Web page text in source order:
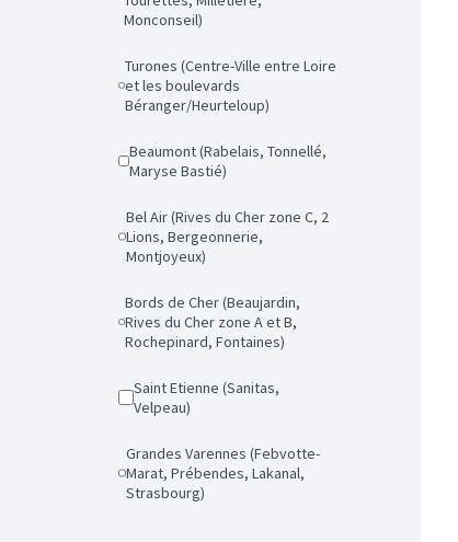
Monconseil)
Turones (Centre-Ville entre Loire
et les boulevards
Béranger/Heurteloup)
Beaumont (Rabelais, Tonnellé,
Maryse Bastié)
Bel Air (Rives du Cher zone C, 2
Lions, Bergeonnerie,
Montjoyeux)
Bords de Cher (Beaujardin,
Rives du Cher zone A et B,
Rochepinard, Fontaines)
Saint Etienne (Sanitas,
Velpeau)
Grandes Varennes (Febvotte-
Marat, Prébendes, Lakanal,
Strasbourg)